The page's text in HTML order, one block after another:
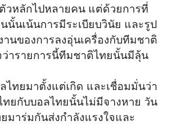
วหลักไปหลายคน แต่ด้วยการที่
นเน้นการมีระเบียบวินัย และรูป
นของการลงอุ่นเครื่องกับทีมชาติ
ารายการนี้ทีมชาติไทยนั้นมีลุ้น
ไทยมาตั้งแต่เกิด และเชื่อมมั่นว่า
ทยกับบอลไทยนั้นไม่มีจางหาย วัน
มาร่มกันส่งกำลังแรงใจและ